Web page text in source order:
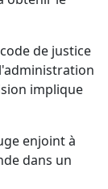
de justice
implique
enjoint à
dans un